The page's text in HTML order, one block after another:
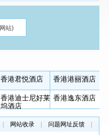
站)
香港君悦酒店 香港港丽酒店
香港迪士尼好莱
坞酒店
香港逸东酒店
网站收录| 问题网址反馈|